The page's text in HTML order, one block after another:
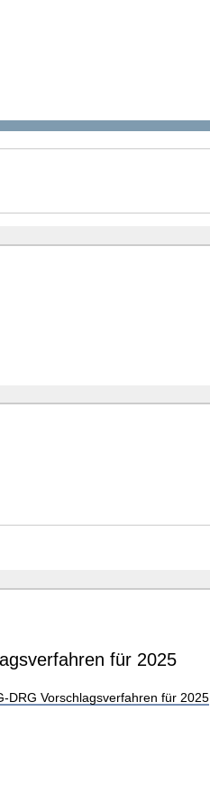
für 2025
DRG Vorschlagsverfahren für 2025